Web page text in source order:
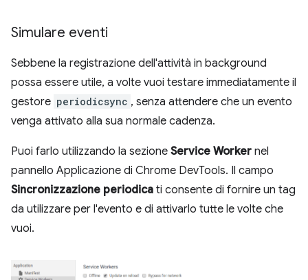
Simulare eventi
Sebbene la registrazione dell'attività in background
possa essere utile, a volte vuoi testare immediatamente il
gestore periodicsync , senza attendere che un evento
venga attivato alla sua normale cadenza.
Puoi farlo utilizzando la sezione Service Worker nel
pannello Applicazione di Chrome DevTools. Il campo
Sincronizzazione periodica ti consente di fornire un tag
da utilizzare per l'evento e di attivarlo tutte le volte che
vuoi.